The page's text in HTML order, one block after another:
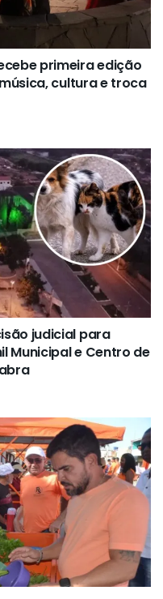
primeira edição
cultura e troca
judicial para
Municipal e Centro de